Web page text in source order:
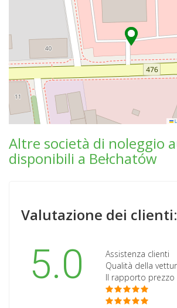
Altre società di noleggio
disponibili a Bełchatów
Valutazione dei clienti:
5.0
Assistenza clienti
Qualità della
Il rapporto prezzo